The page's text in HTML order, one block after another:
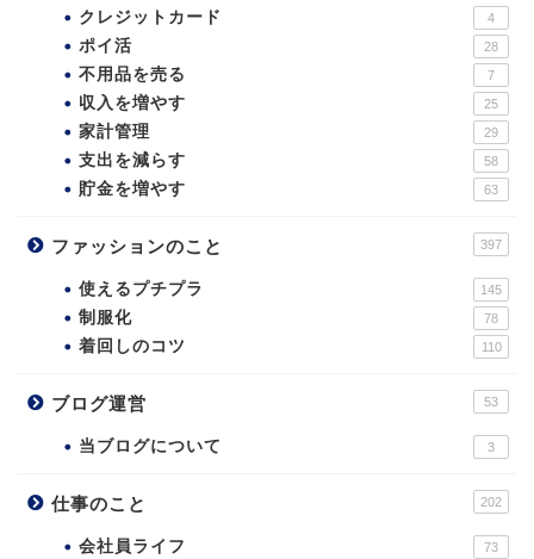
クレジットカード 4
ポイ活 28
不用品を売る 7
収入を増やす 25
家計管理 29
支出を減らす 58
貯金を増やす 63
ファッションのこと 397
使えるプチプラ 145
制服化 78
着回しのコツ 110
ブログ運営 53
当ブログについて 3
仕事のこと 202
会社員ライフ 73